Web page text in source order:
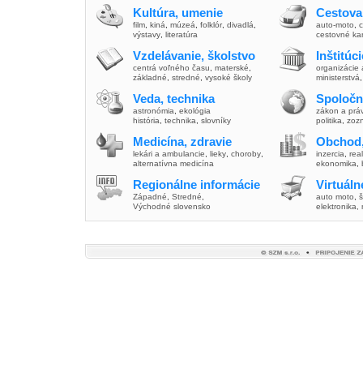
Kultúra, umenie
film kiná múzeá folklór, divadlá
výstavy literatúra
Vzdelávanie, školstvo
centrá voľného času materské
základné
stredné vysoké školy
Veda, technika
astronómia
ekológia
história
technika slovníky
Medicína, zdravie
lekári a ambulancie lieky choroby
alternatívna medicína
Regionálne informácie
Západné Stredné
Východné slovensko
auto-moto
cestovné
organizácie
ministerstvá
zákon a
politika
inzercia
ekonomika
auto moto
elektronika,